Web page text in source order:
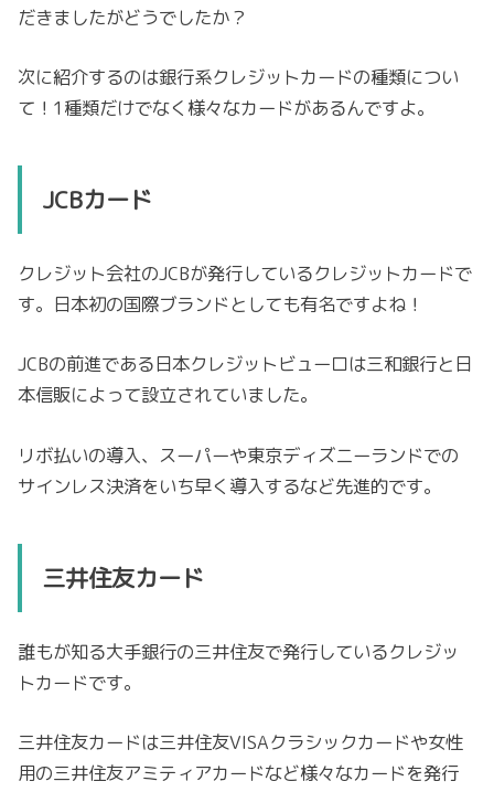
だきましたがどうでしたか？
次に紹介するのは銀行系クレジットカードの種類につい
て！1種類だけでなく様々なカードがあるんですよ。
JCBカード
クレジット会社のJCBが発行しているクレジットカードで
す。日本初の国際ブランドとしても有名ですよね！
JCBの前進である日本クレジットビューロは三和銀行と日
本信販によって設立されていました。
リボ払いの導入、スーパーや東京ディズニーランドでの
サインレス決済をいち早く導入するなど先進的です。
三井住友カード
誰もが知る大手銀行の三井住友で発行しているクレジッ
トカードです。
三井住友カードは三井住友VISAクラシックカードや女性
用の三井住友アミティアカードなど様々なカードを発行